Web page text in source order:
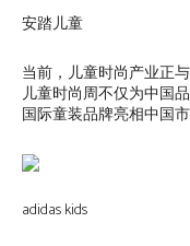
安踏儿童
当前，儿童时尚产业正
儿童时尚周不仅为中国
国际童装品牌亮相中国
adidas kids